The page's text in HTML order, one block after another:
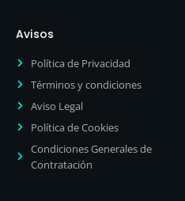
Avisos
Política de Privacidad
Términos y condiciones
Aviso Legal
Política de Cookies
Condiciones Generales de
Contratación